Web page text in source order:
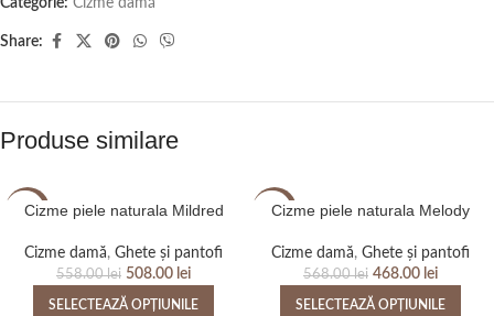
Categorie: Cizme damă
Share:
Produse similare
-9%
Cizme piele naturala Mildred
Cizme damă, Ghete și pantofi
558.00lei 508.00 lei
SELECTEAZĂ OPȚIUNILE
-18%
Cizme piele naturala Melody
Cizme damă, Ghete și pantofi
568.00lei 468.00 lei
SELECTEAZĂ OPȚIUNILE